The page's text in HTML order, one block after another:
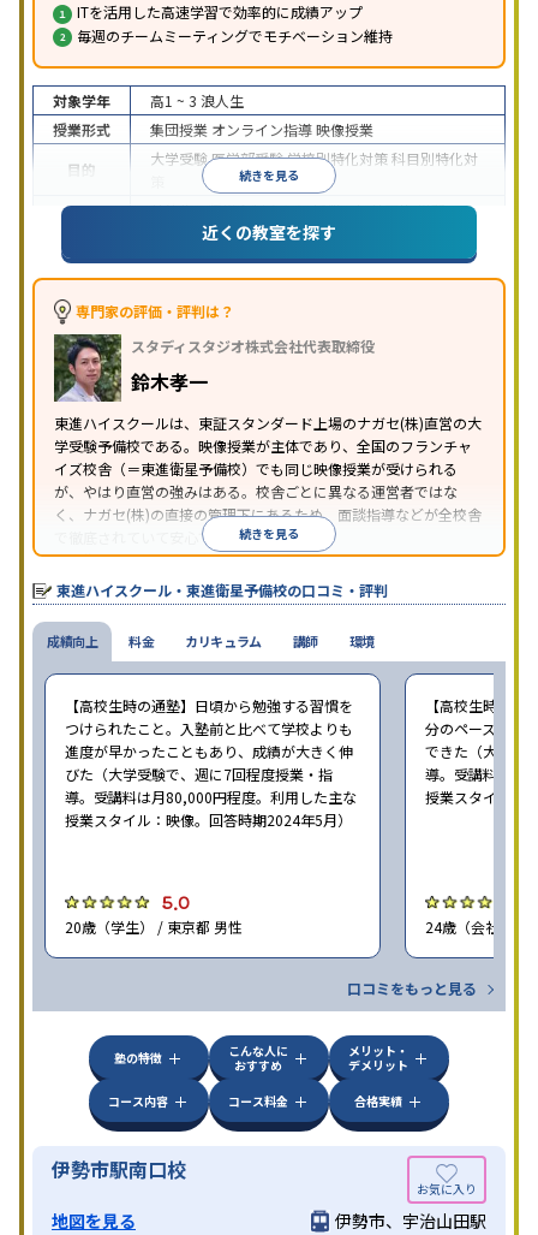
ITを活用した高速学習で効率的に成績アップ
毎週のチームミーティングでモチベーション維持
続きを見る
対象学年 高1 ~ 3 浪人生
授業形式
集団授業 オンライン指導映像授業
目的
大学受験医学部受験学校別特化対策科目別特化対
特待生・奨学金制度あり授業の振替可能学習に
PC・タブレットを利用1科目から受講可能
習のみの受講可
※2024年6月調査。大学受験塾・予備校のアンケート調査方法を参照
近くの教室を探す
専門家の評価・評判は？
スタディスタジオ株式会社代表取締役
鈴木孝一
東進ハイスクールは、東証スタンダード上場のナガセ(株)直営の大
学受験予備校である。映像授業が主体であり、全国のフランチャ
イズ校舎（＝東進衛星予備校）でも同じ映像授業が受けられる
が、やはり直営の強みはある。校舎ごとに異なる運営者ではな
く、ナガセ(株)の直接の管理下にあるため、面談指導などが全校舎
で徹底されていて安心できる。
東進衛星予備校は、運営会社により指導方針や校舎のルールが異
なる。体験授業では、授業のみで判断するのではなく、担当者や
校舎雰囲気、校舎での合格実績などを確認すると良いだろう。
続きを見る
東進ハイスクール・東進衛星予備校の口コミ・評判
成績向上
【高校生時の通塾】日頃から勉強する習慣を
つけられたこと。入塾前と比べて学校よりも
進度が早かったこともあり、成績が大きく伸
びた（大学受験で、週に7回程度授業・指
導。受講料は月80,000円程度。利用した主な
授業スタイル：映像。回答時期2024年5月）
5.0
20歳（学生） / 東京都 男性
【高校生時の通
分のペースで進
できた（大学受
導。受講料は月
授業スタイル：
24歳（会社員<
口コミをもっと見る
料金 カリキュラム 講師 環境
塾の特徴
こんな人に
おすすめ
メリット・
デメリット
コース内容
コース料金 合格実績
伊勢市駅南口校
地図を見る 伊勢市、宇治山田駅